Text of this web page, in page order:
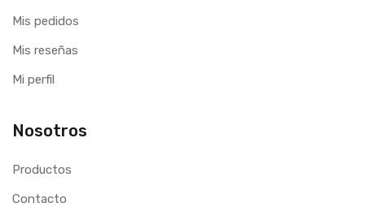
Mis pedidos
Mis reseñas
Mi perfil
Nosotros
Productos
Contacto